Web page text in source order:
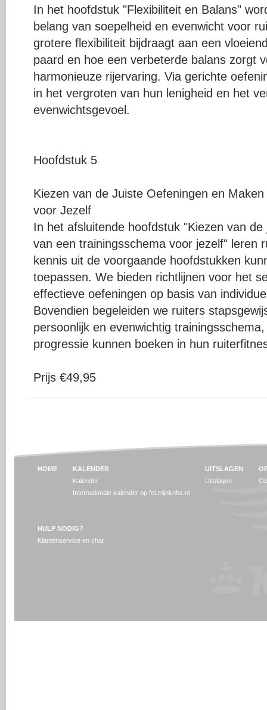
In het hoofdstuk "Flexibiliteit en Balans"
belang van soepelheid en evenwicht voor
grotere flexibiliteit bijdraagt aan een
paard en hoe een verbeterde balans zorgt
harmonieuze rijervaring. Via gerichte
in het vergroten van hun lenigheid en het
evenwichtsgevoel.
Hoofdstuk 5
Kiezen van de Juiste Oefeningen en
voor Jezelf
In het afsluitende hoofdstuk "Kiezen van
van een trainingsschema voor jezelf" leren
kennis uit de voorgaande hoofdstukken
toepassen. We bieden richtlijnen voor het
effectieve oefeningen op basis van
Bovendien begeleiden we ruiters
persoonlijk en evenwichtig
progressie kunnen boeken in hun
Prijs €49,95
HOME
KALENDER
Kalender
Internationale kalender op fei.mijnknhs.nl
UITSLAGEN
Uitslagen
HULP NODIG?
Klantenservice en chat